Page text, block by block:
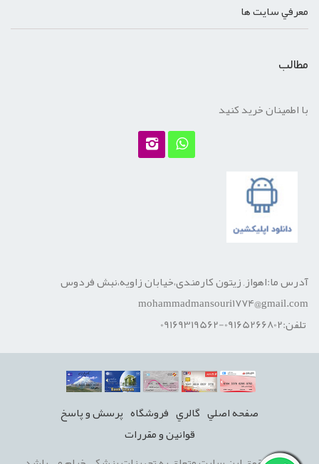
معرفي سايت ها
مطالب
با اطمینان خرید کنید
آدرس ما:اهواز, زیتون کارمندی،خیابان زاویه،نبش فردوس
mohammadmansouri1774@gmail.com
تلفن:09165266802-09169319562
صفحه اصلي گالري فروشگاه پرسش و پاسخ
قوانين و مقررات